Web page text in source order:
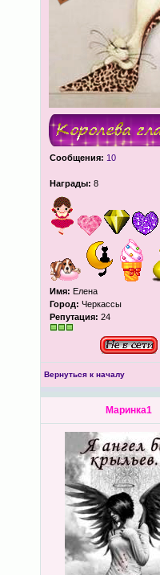
Сообщения: 10
Награды: 8
Имя: Елена
Город: Черкассы
Репутация: 24
Вернуться к началу
Маринка1